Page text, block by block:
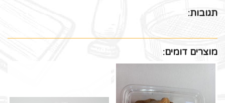
תגובות:
מוצרים דומים: